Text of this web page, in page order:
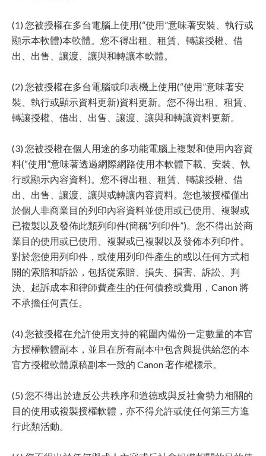
(1) 您被授權在多台電腦上使用(“使用”意味著安裝、執行或
顯示本軟體)本軟體。您不得出租、租賃、轉讓授權、借
出、出售、讓渡、讓與和轉讓本軟體。
(2) 您被授權在多台電腦或印表機上使用(“使用”意味著安
裝、執行或顯示資料更新)資料更新。您不得出租、租賃、
轉讓授權、借出、出售、讓渡、讓與和轉讓資料更新。
(3) 您被授權在個人用途的多功能電腦上複製和使用內容資
料(“使用”意味著透過網際網路使用本軟體下載、安裝、執
行或顯示內容資料)。您不得出租、租賃、轉讓授權、借
出、出售、讓渡、讓與或轉讓內容資料。您也被授權僅出
於個人非商業目的列印內容資料並使用或已使用、複製或
已複製以及發佈此類列印件(簡稱”列印件”)。您不得出於商
業目的使用或已使用、複製或已複製以及發佈本列印件。
對於您使用列印件，或使用列印件產生的或以任何方式相
關的索賠和訴訟，包括從索賠、損失、損害、訴訟、判
決、起訴成本和律師費產生的任何債務或費用，Canon 將
不承擔任何責任。
(4) 您被授權在允許使用支持的範圍內備份一定數量的本官
方授權軟體副本，並且在所有副本中包含與提供給您的本
官方授權軟體原稿副本一致的 Canon 著作權標示。
(5) 您不得出於違反公共秩序和道德或與反社會勢力相關的
目的使用或複製授權軟體，亦不得允許或使任何第三方進
行此類活動。